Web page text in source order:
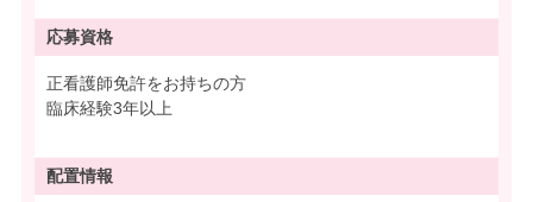
応募資格
正看護師免許をお持ちの方
臨床経験3年以上
配置情報